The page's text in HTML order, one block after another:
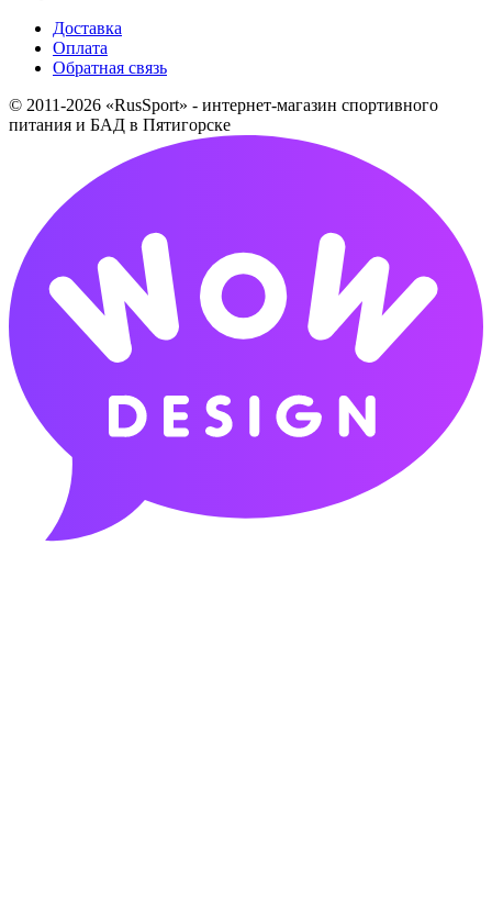
Доставка
Оплата
Обратная связь
© 2011-2026 «RusSport» - интернет-магазин спортивного
питания и БАД в Пятигорске